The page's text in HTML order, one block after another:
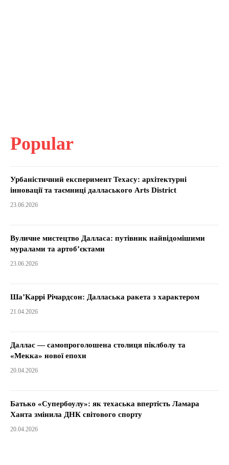
Popular
Урбаністичний експеримент Техасу: архітектурні
інновації та таємниці далласького Arts District
23.06.2026
Вуличне мистецтво Далласа: путівник найвідомішими
муралами та артоб’єктами
23.06.2026
Ша’Каррі Річардсон: Далласька ракета з характером
21.04.2026
Даллас — самопроголошена столиця піклболу та
«Мекка» нової епохи
20.04.2026
Батько «Супербоулу»: як техаська впертість Ламара
Ханта змінила ДНК світового спорту
20.04.2026